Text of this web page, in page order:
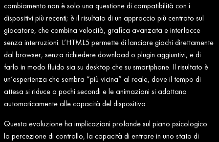
cambiamento non è solo una questione di compatibilità con i
dispositivi più recenti; è il risultato di un approccio più centrato sul
giocatore, che combina velocità, grafica avanzata e interfacce
senza interruzioni. L’HTML5 permette di lanciare giochi direttamente
dal browser, senza richiedere download o plugin aggiuntivi, e di
farlo in modo fluido sia su desktop che su smartphone. Il risultato è
un’esperienza che sembra “più vicina” al reale, dove il tempo di
attesa si riduce a pochi secondi e le animazioni si adattano
automaticamente alle capacità del dispositivo.
Questa evoluzione ha implicazioni profonde sul piano psicologico:
la percezione di controllo, la capacità di entrare in uno stato di